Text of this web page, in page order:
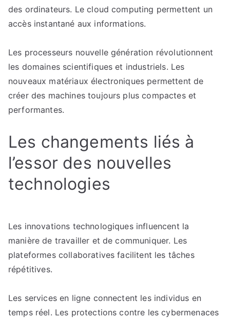
des ordinateurs. Le cloud computing permettent un
accès instantané aux informations.
Les processeurs nouvelle génération révolutionnent
les domaines scientifiques et industriels. Les
nouveaux matériaux électroniques permettent de
créer des machines toujours plus compactes et
performantes.
Les changements liés à
l’essor des nouvelles
technologies
Les innovations technologiques influencent la
manière de travailler et de communiquer. Les
plateformes collaboratives facilitent les tâches
répétitives.
Les services en ligne connectent les individus en
temps réel. Les protections contre les cybermenaces